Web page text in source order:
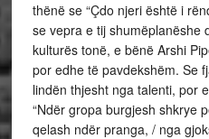
thënë se “Çdo njeri është i
se vepra e tij shumëplanëshe
kulturës tonë, e bënë Arshi
por edhe të pavdekshëm. Se
lindën thjesht nga talenti, por
“Ndër gropa burgjesh shkrye
qelash ndër pranga, / nga